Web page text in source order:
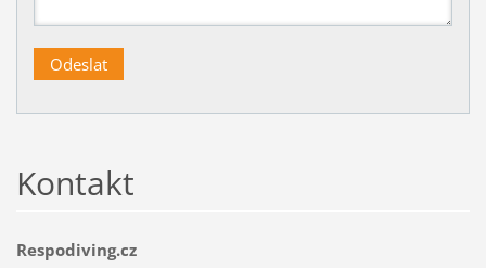
Kontakt
Respodiving.cz